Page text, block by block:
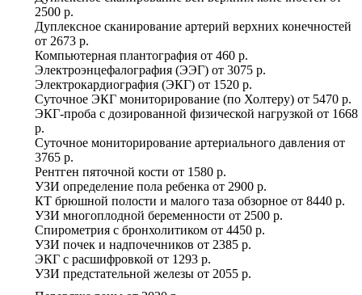
2500 р.
Дуплексное сканирование артерий верхних конечностей
от 2673 р.
Компьютерная плантография от 460 р.
Электроэнцефалография (ЭЭГ) от 3075 р.
Электрокардиография (ЭКГ) от 1520 р.
Суточное ЭКГ мониторирование (по Холтеру) от 5470 р.
ЭКГ-проба с дозированной физической нагрузкой от 1668
р.
Суточное мониторирование артериального давления от
3765 р.
Рентген пяточной кости от 1580 р.
УЗИ определение пола ребенка от 2900 р.
КТ брюшной полости и малого таза обзорное от 8440 р.
УЗИ многоплодной беременности от 2500 р.
Спирометрия с бронхолитиком от 4450 р.
УЗИ почек и надпочечников от 2385 р.
ЭКГ с расшифровкой от 1293 р.
УЗИ предстательной железы от 2055 р.